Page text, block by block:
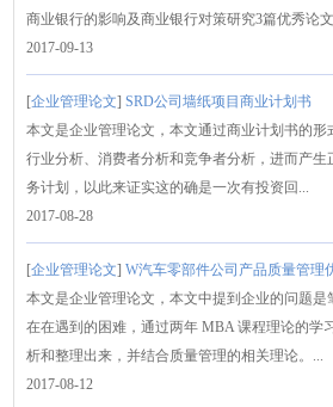
商业银行的影响及商业银行对策研究3篇优秀论文
2017-09-13
[企业管理论文]SRD公司墙纸项目商业计划书
本文是企业管理论文，本文通过商业计划书的形
行业分析、消费者分析和竞争者分析，进而产
务计划，以此来证实这的确是一次有投资回...
2017-08-28
[企业管理论文]W汽车零部件公司产品质量管理
本文是企业管理论文，本文中提到企业的问题
在在遇到的困难，通过两年 MBA 课程理论的学
析和整理出来，并结合质量管理的相关理论。...
2017-08-12